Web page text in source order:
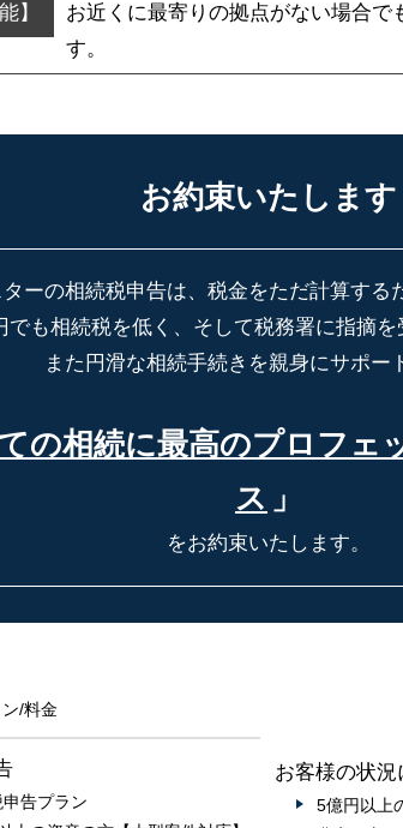
お近くに最寄りの拠点がない場合で
す。
お約束いたします
ーの相続税申告は、税金をただ計算する
でも相続税を低く、そして税務署に指摘を
また円滑な相続手続きを親身にサポー
の相続に最高のプロフェ
ス 」
をお約束いたします。
/料金
告プラン
お客様の状
5億円以上